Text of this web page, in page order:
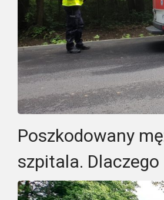
Poszkodowany
szpitala.